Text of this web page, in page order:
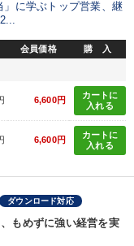
リーズ
・講演ＤＶＤ・デジ
ロード）
のDXと講話ご案内
戦略
力」＋健康な社長と
」に学ぶトップ営業、継
会員価格 購 入
6,600円
カートに
入れる
6,600円
カートに
入れる
ダウンロード対応
もめずに強い経営を実